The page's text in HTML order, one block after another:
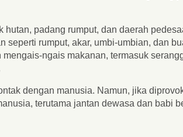
padang rumput, dan daerah
rumput, akar, umbi-umbian, dan
ngais makanan, termasuk
dengan manusia. Namun, jika
terutama jantan dewasa dan babi